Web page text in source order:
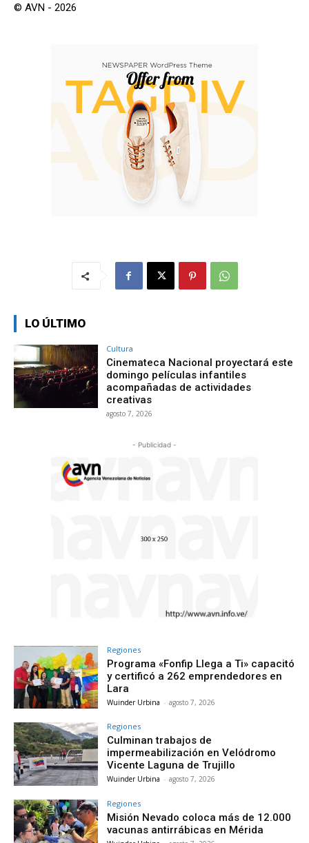
© AVN - 2026
LO ÚLTIMO
Cultura
Cinemateca Nacional proyectará este
domingo películas infantiles
acompañadas de actividades
creativas
agosto 7, 2026
- Publicidad -
Regiones
Programa «Fonfip Llega a Ti» capacitó
y certificó a 262 emprendedores en
Lara
Wuinder Urbina - agosto 7, 2026
Regiones
Culminan trabajos de
impermeabilización en Velódromo
Vicente Laguna de Trujillo
Wuinder Urbina - agosto 7, 2026
Regiones
Misión Nevado coloca más de 12.000
vacunas antirrábicas en Mérida